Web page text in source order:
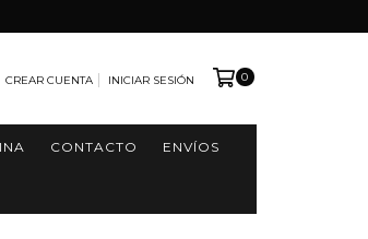
CREAR CUENTA INICIAR SESIÓN 0
CONTACTO ENVÍOS